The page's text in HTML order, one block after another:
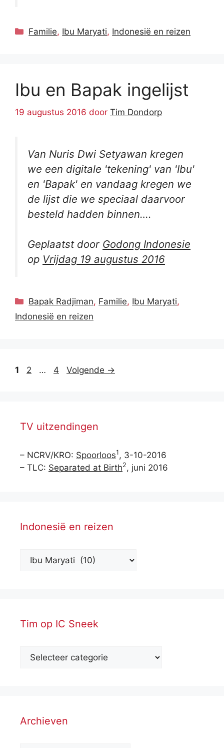
Categorieën
Familie, Ibu Maryati, Indonesië en reizen
Ibu en Bapak ingelijst
19 augustus 2016 door Tim Dondorp
Van Nuris Dwi Setyawan kregen
we een digitale 'tekening' van 'Ibu'
en 'Bapak' en vandaag kregen we
de lijst die we speciaal daarvoor
besteld hadden binnen….
Geplaatst door Godong Indonesie
op Vrijdag 19 augustus 2016
Categorieën
Bapak Radjiman, Familie, Ibu Maryati,
Indonesië en reizen
Pagina
1 Pagina
2 … Pagina
4 Volgende →
TV uitzendingen
– NCRV/KRO: Spoorloos1, 3-10-2016
– TLC: Separated at Birth2, juni 2016
Indonesië en reizen
Tim op IC Sneek
Archieven